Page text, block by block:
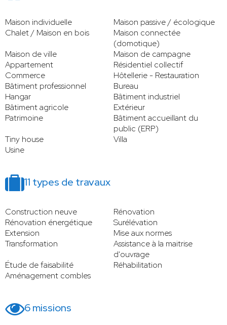
Maison individuelle
Maison passive / écologique
Chalet / Maison en bois
Maison connectée
(domotique)
Maison de ville
Maison de campagne
Appartement
Résidentiel collectif
Commerce
Hôtellerie - Restauration
Bâtiment professionnel
Bureau
Hangar
Bâtiment industriel
Bâtiment agricole
Extérieur
Patrimoine
Bâtiment accueillant du
public (ERP)
Tiny house
Villa
Usine
11 types de travaux
Construction neuve
Rénovation
Rénovation énergétique
Surélévation
Extension
Mise aux normes
Transformation
Assistance à la maitrise
d'ouvrage
Étude de faisabilité
Réhabilitation
Aménagement combles
6 missions